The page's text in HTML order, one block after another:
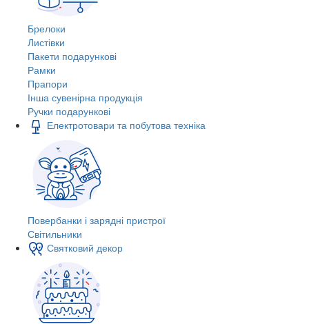
Брелоки
Листівки
Пакети подарункові
Рамки
Прапори
Інша сувенірна продукція
Ручки подарункові
Електротовари та побутова техніка
Повербанки і зарядні пристрої
Світильники
Святковий декор